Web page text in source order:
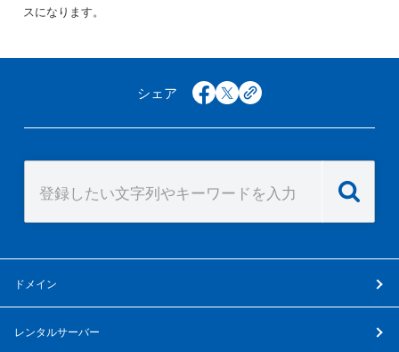
スになります。
シェア facebook
x copy
ドメイン
レンタルサーバー